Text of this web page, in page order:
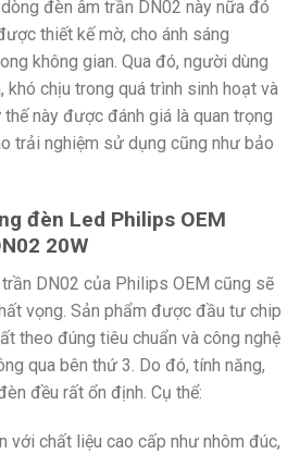
đèn âm trần DN02 này nữa đó
thiết kế mờ, cho ánh sáng
không gian. Qua đó, người dùng
khó chịu trong quá trình sinh hoạt và
thế này được đánh giá là quan trọng
trải nghiệm sử dụng cũng như bảo
đèn Led Philips OEM
20W
DN02 của Philips OEM cũng sẽ
vọng. Sản phẩm được đầu tư chip
theo đúng tiêu chuẩn và công nghệ
qua bên thứ 3. Do đó, tính năng,
đều rất ổn định. Cụ thể:
với chất liệu cao cấp như nhôm đúc,